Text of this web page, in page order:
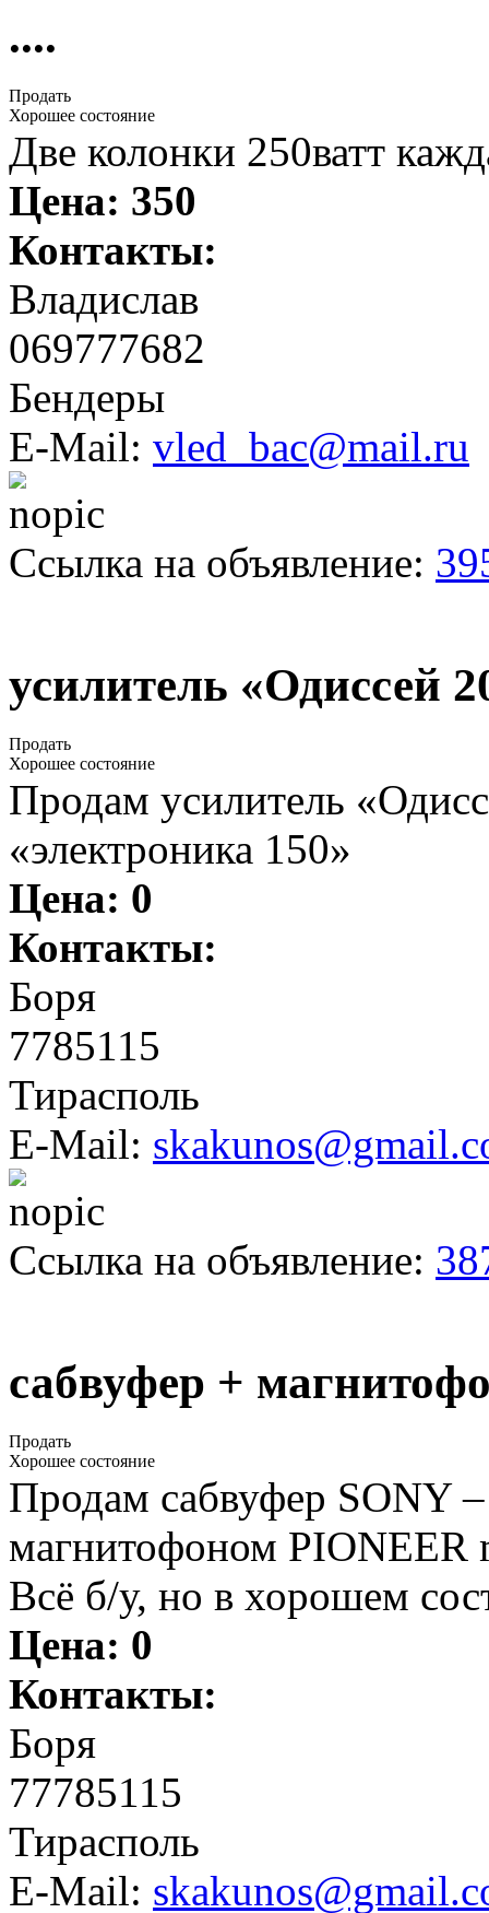
....
Продать
Хорошее состояние
Две колонки 250ватт
Цена: 350
Контакты:
Владислав
069777682
Бендеры
E-Mail: vled_bac@mail.ru
Ссылка на объявление:
усилитель «Одиссей
Продать
Хорошее состояние
Продам усилитель
«электроника 150»
Цена: 0
Контакты:
Боря
7785115
Тирасполь
E-Mail:
Ссылка на объявление:
сабвуфер +
Продать
Хорошее состояние
Продам сабвуфер SONY
магнитофоном PIONEER
Всё б/у, но в хорошем
Цена: 0
Контакты:
Боря
77785115
Тирасполь
E-Mail: